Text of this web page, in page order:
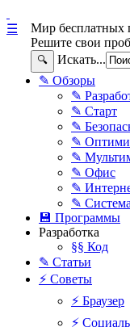
Мир бесплатных
Решите свои
🔍 Искать...
☰
✎ Обзоры
✎
✎ Старт
✎
✎
✎
✎ Офис
✎
✎ Система
💾 Программы
Разработка
§§ Код
✎ Статьи
⚡ Советы
⚡ Браузер
⚡